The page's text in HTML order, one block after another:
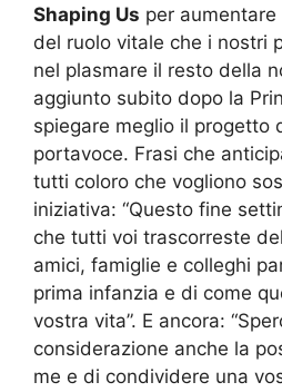
Shaping Us per
del ruolo vitale che i nostri
nel plasmare il resto della
aggiunto subito dopo la
spiegare meglio il progetto
portavoce. Frasi che
tutti coloro che vogliono
iniziativa: “Questo fine
che tutti voi trascorreste
amici, famiglie e colleghi
prima infanzia e di come
vostra vita”. E ancora:
considerazione anche la
me e di condividere una